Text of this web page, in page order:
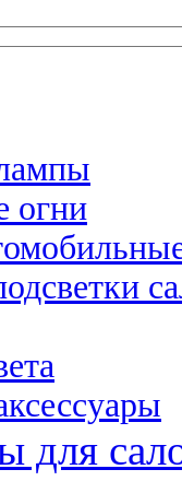
огни
для